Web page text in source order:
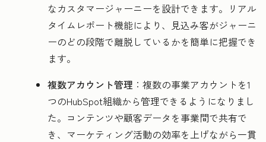
なカスタマージャーニーを設計できます。リアル
タイムレポート機能により、見込み客がジャーニ
ーのどの段階で離脱しているかを簡単に把握でき
ます。
複数アカウント管理 ：複数の事業アカウントを1
つのHubSpot組織から管理できるようになりまし
た。コンテンツや顧客データを事業間で共有で
き、マーケティング活動の効率を上げながら一貫